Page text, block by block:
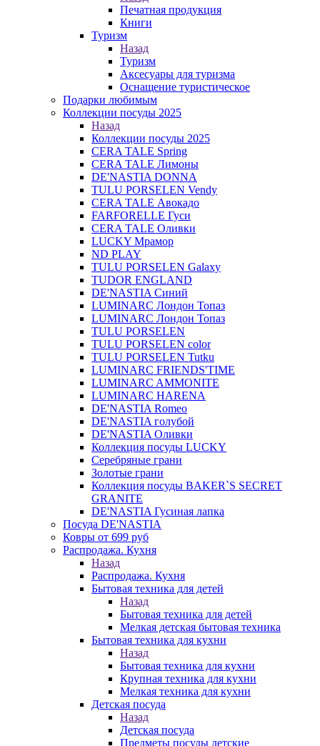
Печатная продукция
Книги
Туризм
Назад
Туризм
Аксесуары для туризма
Оснащение туристическое
Подарки любимым
Коллекции посуды 2025
Назад
Коллекции посуды 2025
CERA TALE Spring
CERA TALE Лимоны
DE'NASTIA DONNA
TULU PORSELEN Vendy
CERA TALE Авокадо
FARFORELLE Гуси
CERA TALE Оливки
LUCKY Мрамор
ND PLAY
TULU PORSELEN Galaxy
TUDOR ENGLAND
DE'NASTIA Синий
LUMINARC Лондон Топаз
LUMINARC Лондон Топаз
TULU PORSELEN
TULU PORSELEN color
TULU PORSELEN Tutku
LUMINARC FRIENDS'TIME
LUMINARC AMMONITE
LUMINARC HARENA
DE'NASTIA Romeo
DE'NASTIA голубой
DE'NASTIA Оливки
Коллекция посуды LUCKY
Серебряные грани
Золотые грани
Коллекция посуды BAKER`S SECRET
GRANITE
DE'NASTIA Гусиная лапка
Посуда DE'NASTIA
Ковры от 699 руб
Распродажа. Кухня
Назад
Распродажа. Кухня
Бытовая техника для детей
Назад
Бытовая техника для детей
Мелкая детская бытовая техника
Бытовая техника для кухни
Назад
Бытовая техника для кухни
Крупная техника для кухни
Мелкая техника для кухни
Детская посуда
Назад
Детская посуда
Предметы посуды детские